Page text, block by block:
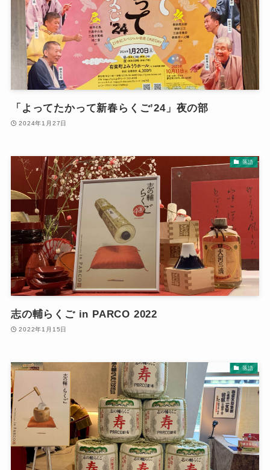
「よってたかって新春らくご’24」夜の部
2024年1月27日
落語
志の輔らくご in PARCO 2022
2022年1月15日
落語